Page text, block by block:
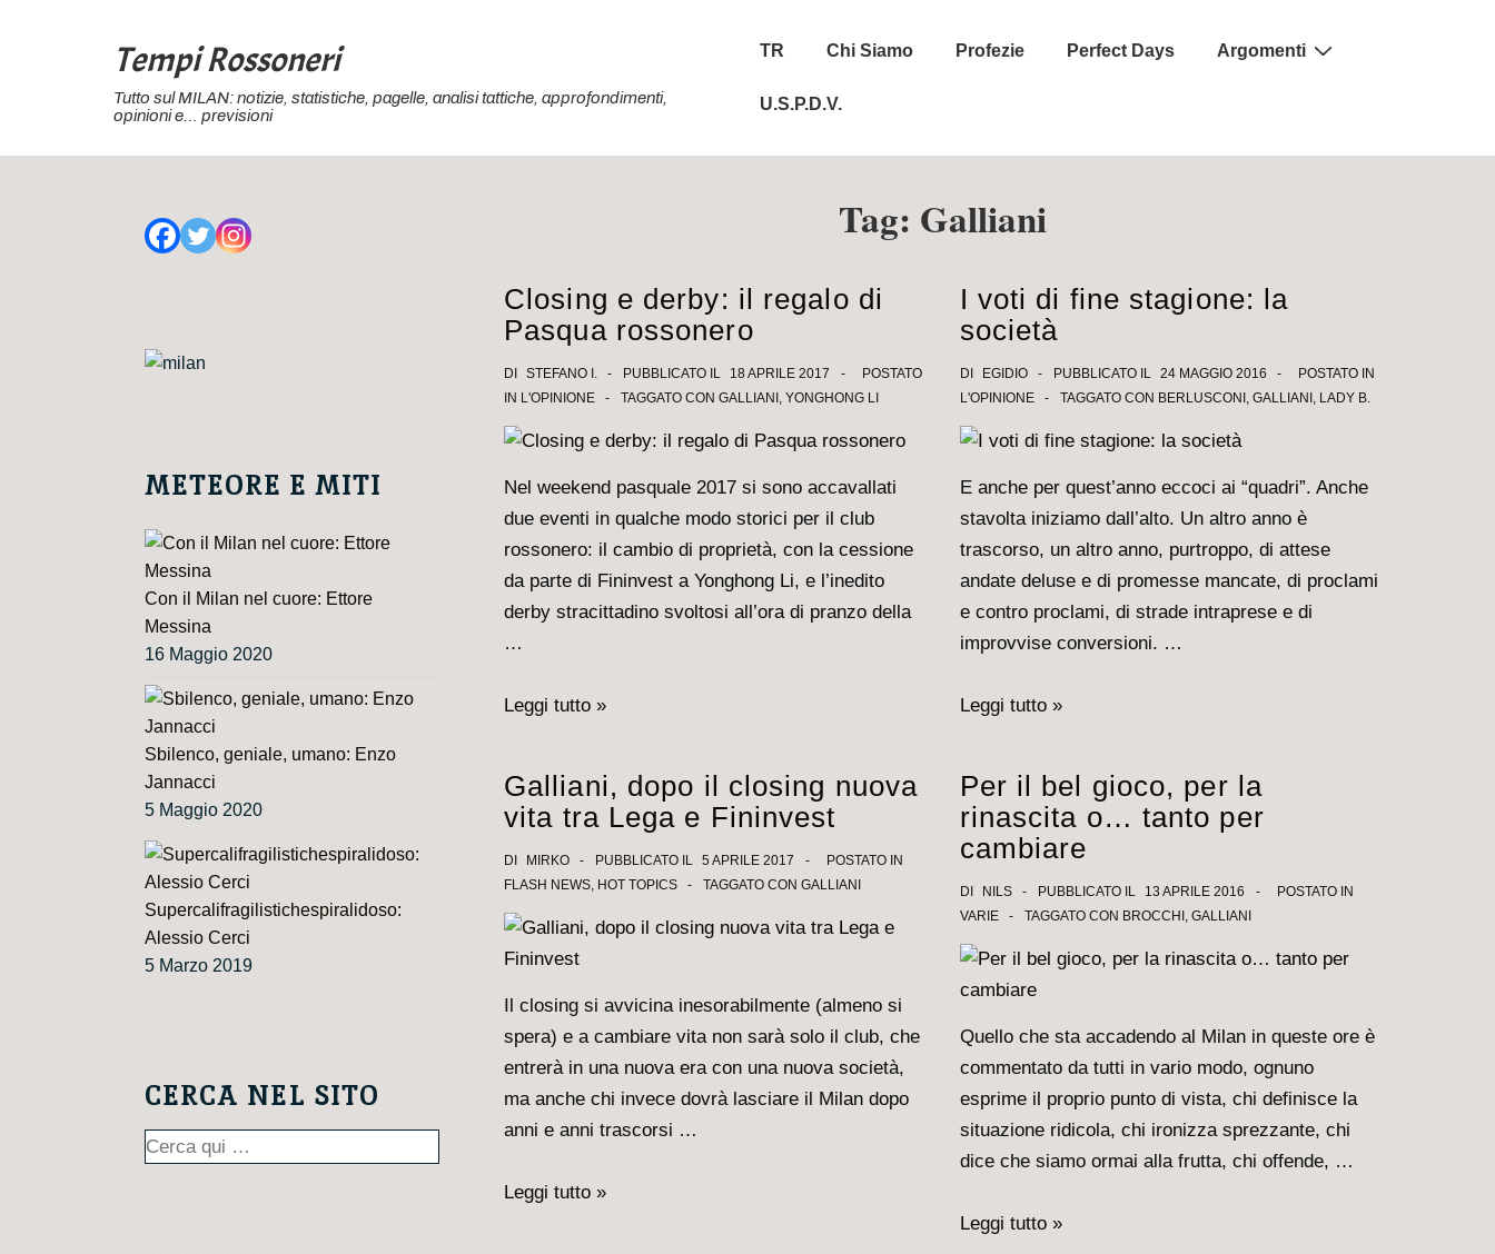
Tempi Rossoneri
Tutto sul MILAN: notizie, statistiche, pagelle, analisi tattiche, approfondimenti,
opinioni e… previsioni
Menu
TR Chi Siamo Profezie Perfect Days Argomenti
U.S.P.D.V.
Tag: Galliani
Closing e derby: il regalo di
Pasqua rossonero
DI STEFANO I. PUBBLICATO IL 18 APRILE 2017
POSTATO
IN L'OPINIONE TAGGATO CON GALLIANI , YONGHONG LI
Nel weekend pasquale 2017 si sono accavallati
due eventi in qualche modo storici per il club
rossonero: il cambio di proprietà, con la cessione
da parte di Fininvest a Yonghong Li, e l’inedito
derby stracittadino svoltosi all’ora di pranzo della
…
Closing
il
regalo
di
Pasqua
rossonero
Leggi tutto »
Galliani, dopo il closing nuova
vita tra Lega e Fininvest
DI MIRKO PUBBLICATO IL 5 APRILE 2017
POSTATO IN
FLASH NEWS, HOT TOPICS TAGGATO CON GALLIANI
Il closing si avvicina inesorabilmente (almeno si
spera) e a cambiare vita non sarà solo il club, che
entrerà in una nuova era con una nuova società,
ma anche chi invece dovrà lasciare il Milan dopo
anni e anni trascorsi …
Galliani,
Leggi tutto »
I voti di fine stagione: la
società
DI EGIDIO PUBBLICATO IL 24 MAGGIO 2016
POSTATO IN
L'OPINIONE
TAGGATO CON BERLUSCONI , GALLIANI , LADY B.
E anche per quest’anno eccoci ai “quadri”. Anche
stavolta iniziamo dall’alto. Un altro anno è
trascorso, un altro anno, purtroppo, di attese
andate deluse e di promesse mancate, di proclami
e contro proclami, di strade intraprese e di
improvvise conversioni. …
I
fine
stagione:
la
società
Leggi tutto »
Per il bel gioco, per la
rinascita o… tanto per
cambiare
DI NILS PUBBLICATO IL 13 APRILE 2016
POSTATO IN
VARIE
TAGGATO CON BROCCHI , GALLIANI
Quello che sta accadendo al Milan in queste ore è
commentato da tutti in vario modo, ognuno
esprime il proprio punto di vista, chi definisce la
situazione ridicola, chi ironizza sprezzante, chi
dice che siamo ormai alla frutta, chi offende, …
Per
Leggi tutto »
METEORE E MITI
Con il Milan nel cuore: Ettore
Messina
16 Maggio 2020
Sbilenco, geniale, umano: Enzo
Jannacci
5 Maggio 2020
Supercalifragilistichespiralidoso:
Alessio Cerci
5 Marzo 2019
CERCA NEL SITO
Cerca: